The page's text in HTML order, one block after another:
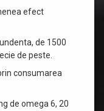
efect
de 1500
de peste.
consumarea
de omega 6, 20